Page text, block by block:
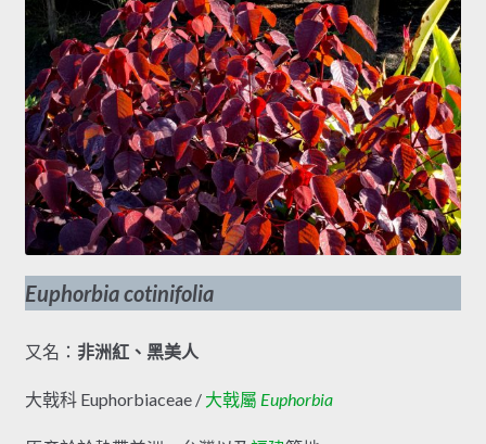
Euphorbia cotinifolia
又名： 非洲紅、黑美人
大戟科 Euphorbiaceae / 大戟屬 Euphorbia